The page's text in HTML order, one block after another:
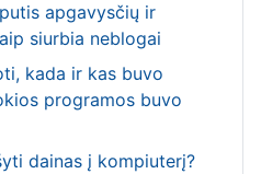
apgavysčių ir
siurbia neblogai
kada ir kas buvo
programos buvo
dainas į kompiuterį?